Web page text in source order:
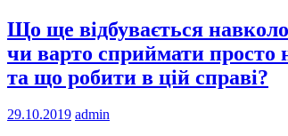
Що ще відбувається
чи варто сприймати просто
та що робити в цій справі?
29.10.2019 admin